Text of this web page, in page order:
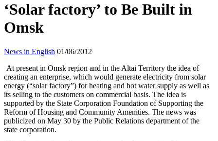
‘Solar factory’ to Be Built in
Omsk
News in English 01/06/2012
At present in Omsk region and in the Altai Territory the idea of
creating an enterprise, which would generate electricity from solar
energy (“solar factory”) for heating and hot water supply as well as
its selling to the customers on commercial basis. The idea is
supported by the State Corporation Foundation of Supporting the
Reform of Housing and Community Amenities. The news was
publicized on May 30 by the Public Relations department of the
state corporation.